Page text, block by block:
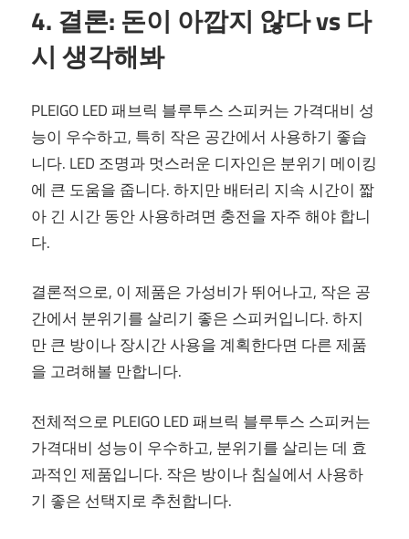
4. 결론: 돈이 아깝지 않다 vs 다
시 생각해봐
PLEIGO LED 패브릭 블루투스 스피커는 가격대비 성
능이 우수하고, 특히 작은 공간에서 사용하기 좋습
니다. LED 조명과 멋스러운 디자인은 분위기 메이킹
에 큰 도움을 줍니다. 하지만 배터리 지속 시간이 짧
아 긴 시간 동안 사용하려면 충전을 자주 해야 합니
다.
결론적으로, 이 제품은 가성비가 뛰어나고, 작은 공
간에서 분위기를 살리기 좋은 스피커입니다. 하지
만 큰 방이나 장시간 사용을 계획한다면 다른 제품
을 고려해볼 만합니다.
전체적으로 PLEIGO LED 패브릭 블루투스 스피커는
가격대비 성능이 우수하고, 분위기를 살리는 데 효
과적인 제품입니다. 작은 방이나 침실에서 사용하
기 좋은 선택지로 추천합니다.